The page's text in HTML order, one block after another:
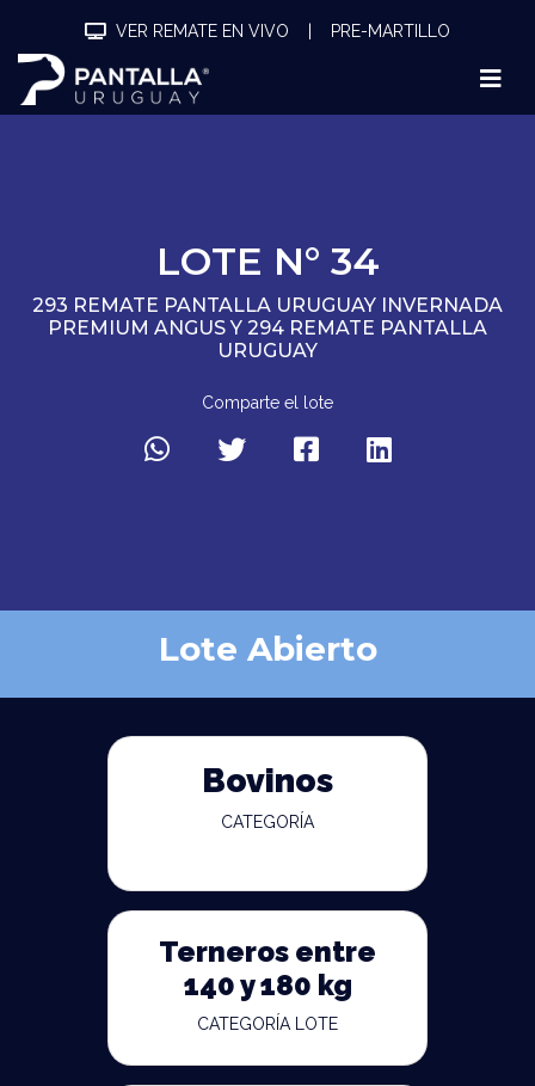
VER REMATE EN VIVO PRE-MARTILLO
LOTE N° 34
293 REMATE PANTALLA URUGUAY INVERNADA
PREMIUM ANGUS Y 294 REMATE PANTALLA
URUGUAY
Comparte el lote
Lote Abierto
Bovinos
CATEGORÍA
Terneros entre
140 y 180 kg
CATEGORÍA LOTE